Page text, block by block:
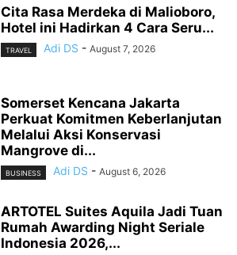
Cita Rasa Merdeka di Malioboro,
Hotel ini Hadirkan 4 Cara Seru...
TRAVEL Adi DS - August 7, 2026
Somerset Kencana Jakarta
Perkuat Komitmen Keberlanjutan
Melalui Aksi Konservasi
Mangrove di...
BUSINESS Adi DS - August 6, 2026
ARTOTEL Suites Aquila Jadi Tuan
Rumah Awarding Night Seriale
Indonesia 2026,...